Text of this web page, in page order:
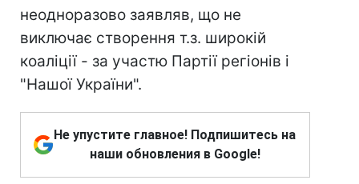
неодноразово заявляв, що не
виключає створення т.з. широкій
коаліції - за участю Партії регіонів і
"Нашої України".
Не упустите главное! Подпишитесь на
наши обновления в Google!